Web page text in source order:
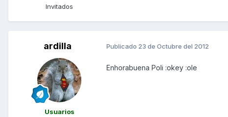
Invitados
ardilla
Usuarios
Publicado 23 de Octubre del 2012
Enhorabuena Poli :okey :ole